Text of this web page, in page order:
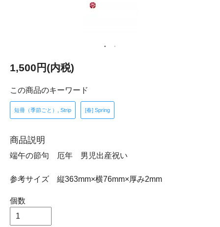
1,500円(内税)
この商品のキーワード
短冊（季節ごと）, Strip [春] Spring
商品説明
端午の節句 厄年 男児出産祝い
参考サイズ 縦363mm×横76mm×厚み2mm
個数